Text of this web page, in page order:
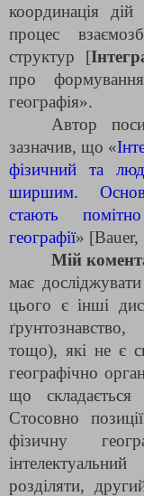
координація дій
процес
структур [
про
географія».
Автор
зазначив, що «
фізичний та
ширшим.
стають
географії»
Мій
має
цього є інші
ґрунтознавство,
тощо), які не є
географічно
що
Стосовно
фізичну
розділяти,